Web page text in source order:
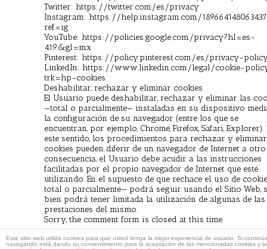
Twitter: https://twitter.com/es/privacy
Instagram: https://help.instagram.com/
ref=ig
YouTube: https://policies.google.com/privacy?hl=es-
419&gl=mx
Pinterest: https://policy.pinterest.com/es/privacy-
LinkedIn: https://www.linkedin.com/legal/cookie-
trk=hp-cookies
Deshabilitar, rechazar y eliminar cookies
El Usuario puede deshabilitar, rechazar y eliminar las
—total o parcialmente— instaladas en su dispositivo
la configuración de su navegador (entre los que se
encuentran, por ejemplo, Chrome, Firefox, Safari, Explorer).
este sentido, los procedimientos para rechazar y
cookies pueden diferir de un navegador de Internet a
consecuencia, el Usuario debe acudir a las instrucciones
facilitadas por el propio navegador de Internet que esté
utilizando. En el supuesto de que rechace el uso de
total o parcialmente— podrá seguir usando el Sitio Web,
bien podrá tener limitada la utilización de algunas de las
prestaciones del mismo.
Sorry, the comment form is closed at this time.
Este sitio web utiliza cookies para que usted tenga la mejor experiencia de usuario. Si
navegando está dando su consentimiento para la aceptación de las mencionadas cookies y la